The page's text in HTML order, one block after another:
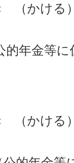
（かけ
的年金等
ける）